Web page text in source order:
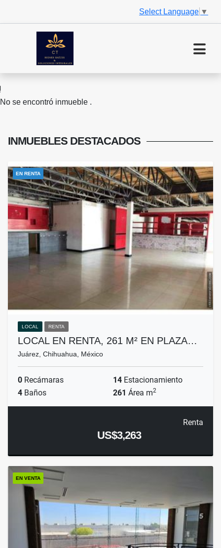
Select Language ▼
No se encontró inmueble .
INMUEBLES DESTACADOS
EN RENTA
LOCAL RENTA
LOCAL EN RENTA, 261 M² EN PLAZA…
Juárez, Chihuahua, México
0 Recámaras 14 Estacionamiento
4 Baños 261 Área m2
Renta
US$3,263
EN VENTA